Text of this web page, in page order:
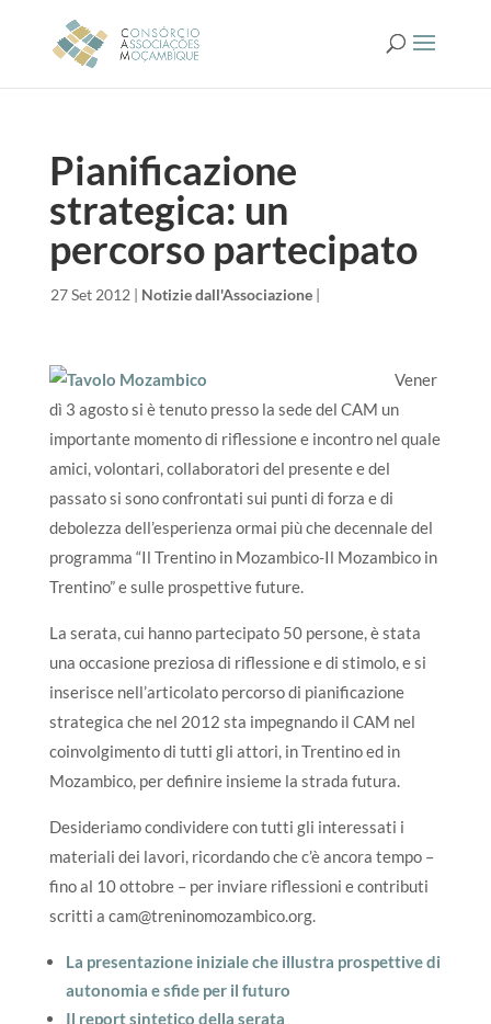
Pianificazione
strategica: un
percorso partecipato
27 Set 2012 | Notizie dall'Associazione|
Vener
dì 3 agosto si è tenuto presso la sede del CAM un
importante momento di riflessione e incontro nel quale
amici, volontari, collaboratori del presente e del
passato si sono confrontati sui punti di forza e di
debolezza dell’esperienza ormai più che decennale del
programma “Il Trentino in Mozambico-Il Mozambico in
Trentino” e sulle prospettive future.
La serata, cui hanno partecipato 50 persone, è stata
una occasione preziosa di riflessione e di stimolo, e si
inserisce nell’articolato percorso di pianificazione
strategica che nel 2012 sta impegnando il CAM nel
coinvolgimento di tutti gli attori, in Trentino ed in
Mozambico, per definire insieme la strada futura.
Desideriamo condividere con tutti gli interessati i
materiali dei lavori, ricordando che c’è ancora tempo –
fino al 10 ottobre – per inviare riflessioni e contributi
scritti a cam@treninomozambico.org.
La presentazione iniziale che illustra prospettive di
autonomia e sfide per il futuro
Il report sintetico della serata